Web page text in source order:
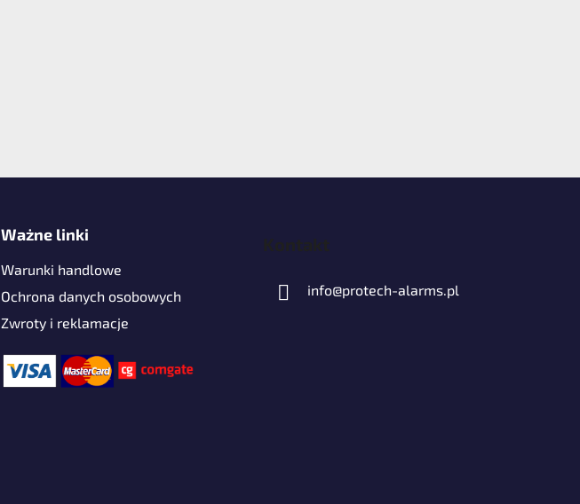
Ważne linki
Warunki handlowe
Ochrona danych osobowych
Zwroty i reklamacje
Kontakt
info@protech-alarms.pl